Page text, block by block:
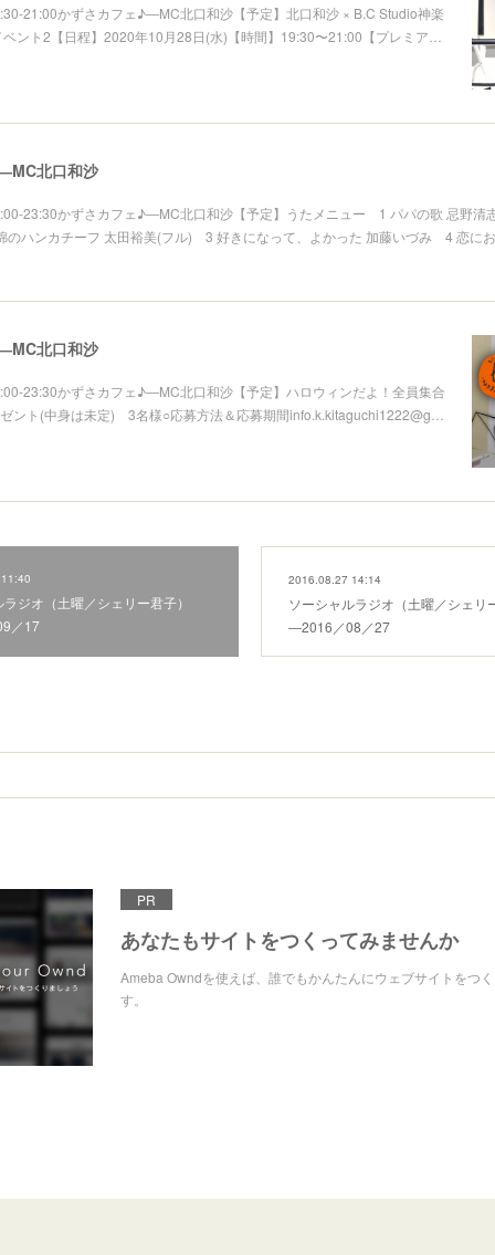
21:00かずさカフェ♪―MC北口和沙【予定】北口和沙 × B.C Studio神楽
ント2【日程】2020年10月28日(水)【時間】19:30〜21:00【プレミア…
北口和沙
23:30かずさカフェ♪―MC北口和沙【予定】うたメニュー 1 パパの歌 忌野
のハンカチーフ 太田裕美(フル) 3 好きになって、よかった 加藤いづみ 4 恋
北口和沙
23:30かずさカフェ♪―MC北口和沙【予定】ハロウィンだよ！全員集合
ント(中身は未定) 3名様○応募方法＆応募期間info.k.kitaguchi1222@g…
ジオ（土曜／シェリー君子）
／17
2016.08.27 14:14
ソーシャルラジオ（土曜／シェリ
―2016／08／27
PR
あなたもサイトをつくってみませんか
Ameba Owndを使えば、誰でもかんたんにウェブサイトをつ
す。